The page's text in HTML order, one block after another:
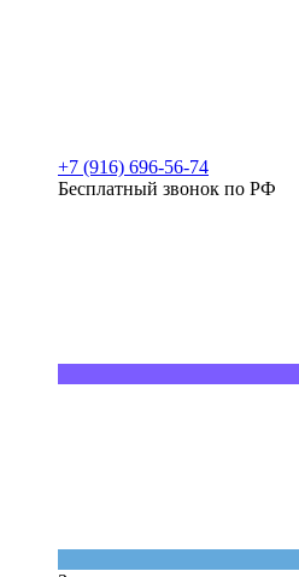
+7 (916) 696-56-74
Бесплатный звонок по РФ